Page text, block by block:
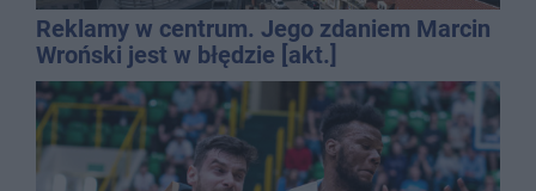
Reklamy w centrum. Jego zdaniem Marcin
Wroński jest w błędzie [akt.]